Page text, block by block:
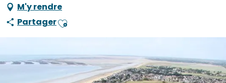
M'y rendre
PartagerAjouter aux favoris